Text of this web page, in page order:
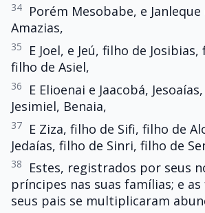
34
Porém Mesobabe, e Janleque
Amazias,
35
E Joel, e Jeú, filho de
filho de Asiel,
36
E Elioenai e Jaacobá,
Jesimiel, Benaia,
37
E Ziza, filho de Sifi, filho de
Jedaías, filho de Sinri, filho de
38
Estes, registrados por seus
príncipes nas suas famílias; e
seus pais se multiplicaram